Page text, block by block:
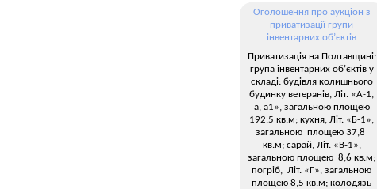
Оголошення про аукціон з
приватизації групи
інвентарних об’єктів
Приватизація на Полтавщині:
група інвентарних об’єктів у
складі: будівля колишнього
будинку ветеранів, Літ. «А-1,
а, а1», загальною площею
192,5 кв.м; кухня, Літ. «Б-1»,
загальною площею 37,8
кв.м; сарай, Літ. «В-1»,
загальною площею 8,6 кв.м;
погріб, Літ. «Г», загальною
площею 8,5 кв.м; колодязь